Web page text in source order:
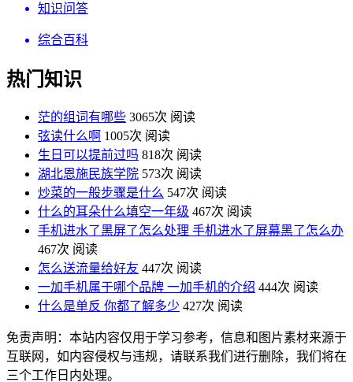
知识问答
综合百科
热门知识
茫的组词有哪些 3065次 阅读
弦读什么啊 1005次 阅读
生日可以提前过吗 818次 阅读
湖北恩施民族学院 573次 阅读
炒菜的一般步骤是什么 547次 阅读
什么的耳朵什么填空一年级 467次 阅读
手机进水了黑屏了怎么处理 手机进水了屏幕黑了怎么办
467次 阅读
怎么送流量给好友 447次 阅读
一加手机属于哪个品牌 一加手机的介绍 444次 阅读
什么是单反 你都了解多少 427次 阅读
免责声明：本站内容仅用于学习参考，信息和图片素材来源于
互联网，如内容侵权与违规，请联系我们进行删除，我们将在
三个工作日内处理。